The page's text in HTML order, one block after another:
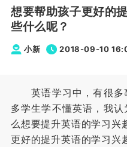
想要帮助孩子更好的
些什么呢？
小新 2018-09-10
英语学习中，有很多
多学生学不懂英语，我
么想要提升英语的学习兴
更好的提升英语的学习兴